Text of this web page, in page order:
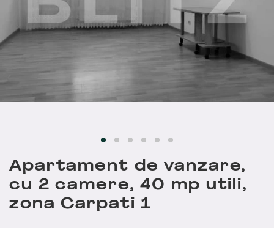
Apartament de vanzare,
cu 2 camere, 40 mp utili,
zona Carpati 1